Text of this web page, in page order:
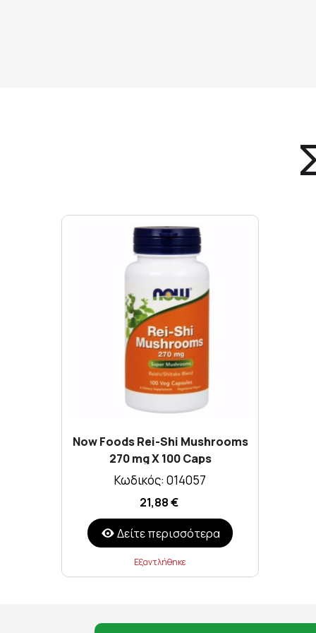
Now Foods Rei-Shi Mushrooms
270 mg X 100 Caps
Κωδικός: 014057
21,88 €
Δείτε περισσότερα
Εξαντλήθηκε